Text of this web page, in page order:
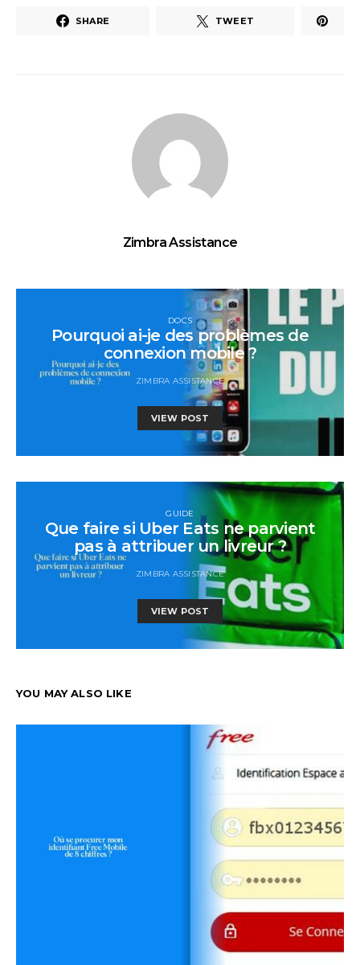
SHARE TWEET
Zimbra Assistance
DOCS
Pourquoi ai-je des problèmes de
connexion mobile ?
ZIMBRA ASSISTANCE
VIEW POST
GUIDE
Que faire si Uber Eats ne parvient
pas à attribuer un livreur ?
ZIMBRA ASSISTANCE
VIEW POST
YOU MAY ALSO LIKE